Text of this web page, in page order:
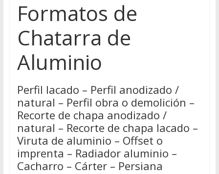
Formatos de
Chatarra de
Aluminio
Perfil lacado – Perfil anodizado /
natural – Perfil obra o demolición –
Recorte de chapa anodizado /
natural – Recorte de chapa lacado –
Viruta de aluminio – Offset o
imprenta – Radiador aluminio –
Cacharro – Cárter – Persiana